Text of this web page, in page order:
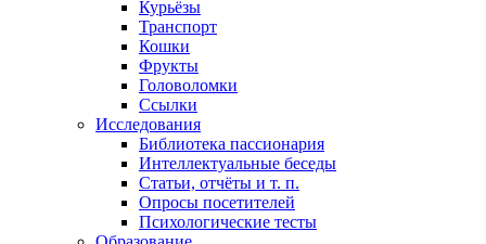
Курьёзы
Транспорт
Кошки
Фрукты
Головоломки
Ссылки
Исследования
Библиотека пассионария
Интеллектуальные беседы
Статьи, отчёты и т. п.
Опросы посетителей
Психологические тесты